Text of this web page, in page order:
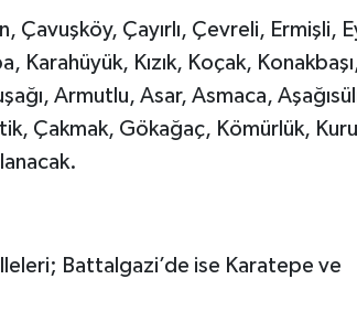
Çavuşköy, Çayırlı, Çevreli, Ermişli,
Kızık, Koçak,
Armutlu, Asar, Asmaca,
Çakmak, Gökağaç, Kömürlük,
Battalgazi’de ise Karatepe ve